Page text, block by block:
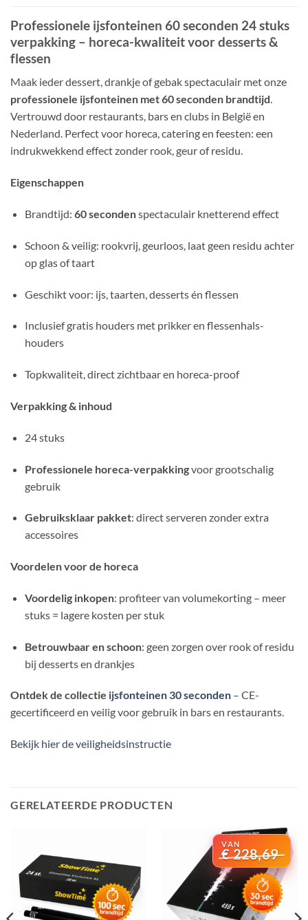
Professionele ijsfonteinen 60 seconden 24 stuks
verpakking – horeca-kwaliteit voor desserts &
flessen
Maak ieder dessert, drankje of gebak spectaculair met onze
professionele ijsfonteinen met 60 seconden brandtijd.
Vertrouwd door restaurants, bars en clubs in België en
Nederland. Perfect voor horeca, catering en feesten: een
indrukwekkend effect zonder rook, geur of residu.
Eigenschappen
Brandtijd: 60 secondenspectaculair knetterend effect
Schoon & veilig: rookvrij, geurloos, laat geen residu achter
op glas of taart
Geschikt voor: ijs, taarten, desserts én flessen
Inclusief gratis houders met prikker en flessenhals-
houders
Topkwaliteit, direct zichtbaar en horeca-proof
Verpakking & inhoud
24 stuks
Professionele horeca-verpakkingvoor grootschalig
gebruik
Gebruiksklaar pakket: direct serveren zonder extra
accessoires
Voordelen voor de horeca
Voordelig inkopen: profiteer van volumekorting – meer
stuks = lagere kosten per stuk
Betrouwbaar en schoon: geen zorgen over rook of residu
bij desserts en drankjes
Ontdek de collectie ijsfonteinen 30 seconden – CE-
gecertificeerd en veilig voor gebruik in bars en restaurants.
Bekijk hier de veiligheidsinstructie
GERELATEERDE PRODUCTEN
€228,69